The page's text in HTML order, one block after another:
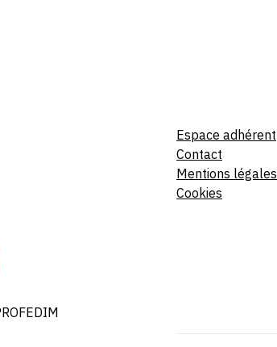
Espace adhérent
Contact
Mentions légales
Cookies